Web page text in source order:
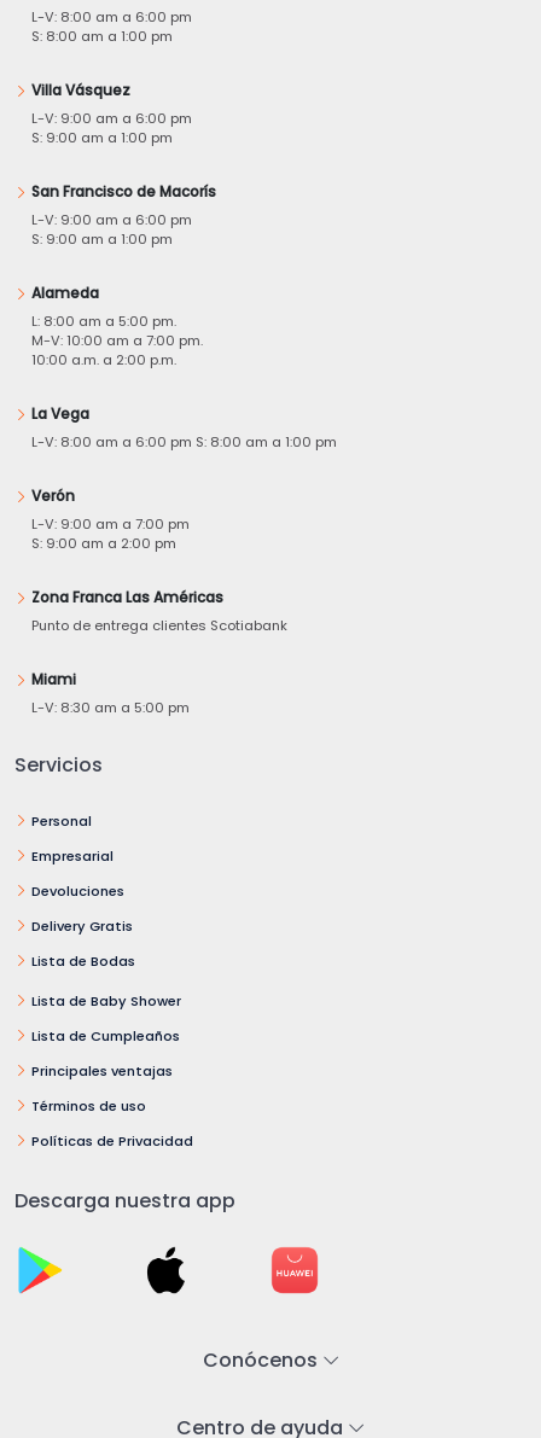
L-V: 8:00 am a 6:00 pm
S: 8:00 am a 1:00 pm
Villa Vásquez
L-V: 9:00 am a 6:00 pm
S: 9:00 am a 1:00 pm
San Francisco de Macorís
L-V: 9:00 am a 6:00 pm
S: 9:00 am a 1:00 pm
Alameda
L: 8:00 am a 5:00 pm.
M-V: 10:00 am a 7:00 pm.
10:00 a.m. a 2:00 p.m.
La Vega
L-V: 8:00 am a 6:00 pm S: 8:00 am a 1:00 pm
Verón
L-V: 9:00 am a 7:00 pm
S: 9:00 am a 2:00 pm
Zona Franca Las Américas
Punto de entrega clientes Scotiabank
Miami
L-V: 8:30 am a 5:00 pm
Servicios
Personal
Empresarial
Devoluciones
Delivery Gratis
Lista de Bodas
Lista de Baby Shower
Lista de Cumpleaños
Principales ventajas
Términos de uso
Políticas de Privacidad
Descarga nuestra app
Conócenos
Centro de ayuda